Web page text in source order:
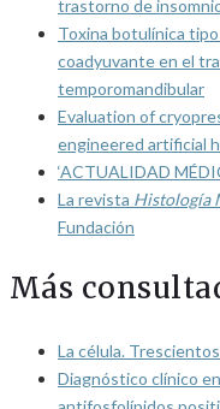
trastorno de
Toxina botulínica
coadyuvante en el
temporomandibular
Evaluation of
engineered artificial
‘ACTUALIDAD
La revista Histología
Fundación
Más
La célula.
Diagnóstico clínico